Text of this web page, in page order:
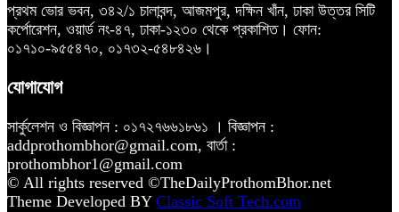
প্রথম ভোর ভবন, ৩৪২/১ চালাবন্দ, আজমপুর, দক্ষিন খাঁন, ঢাকা উত্তর সিটি
কর্পোরেশন, ওয়ার্ড নং-৪৭, ঢাকা-১২৩০ থেকে প্রকাশিত। ফোন:
০১৭১০-৯৫৫৪৭০, ০১৭৩২-৫৪৮৪২৬।
যোগাযোগ
সার্কুলেশন ও বিজ্ঞাপন : ০১৭২৭৬৬১৮৬১ । বিজ্ঞাপন :
addprothombhor@gmail.com, বার্তা :
prothombhor1@gmail.com
© All rights reserved ©TheDailyProthomBhor.net
Theme Developed BY Classic Soft Tech.com